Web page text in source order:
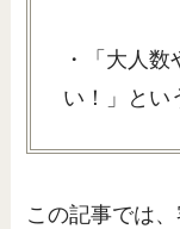
・「大人
い！」とい
この記事では